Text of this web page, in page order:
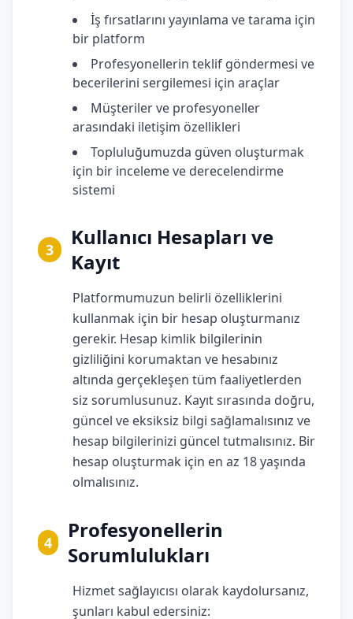
İş fırsatlarını yayınlama ve tarama için
bir platform
Profesyonellerin teklif göndermesi ve
becerilerini sergilemesi için araçlar
Müşteriler ve profesyoneller
arasındaki iletişim özellikleri
Topluluğumuzda güven oluşturmak
için bir inceleme ve derecelendirme
sistemi
3
Kullanıcı Hesapları ve
Kayıt
Platformumuzun belirli özelliklerini
kullanmak için bir hesap oluşturmanız
gerekir. Hesap kimlik bilgilerinin
gizliliğini korumaktan ve hesabınız
altında gerçekleşen tüm faaliyetlerden
siz sorumlusunuz. Kayıt sırasında doğru,
güncel ve eksiksiz bilgi sağlamalısınız ve
hesap bilgilerinizi güncel tutmalısınız. Bir
hesap oluşturmak için en az 18 yaşında
olmalısınız.
4
Profesyonellerin
Sorumlulukları
Hizmet sağlayıcısı olarak kaydolursanız,
şunları kabul edersiniz: